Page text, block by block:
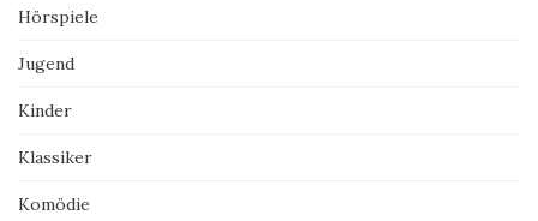
Hörspiele
Jugend
Kinder
Klassiker
Komödie